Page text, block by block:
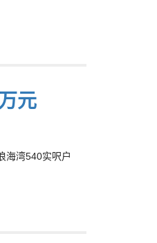
元
海湾540实呎户